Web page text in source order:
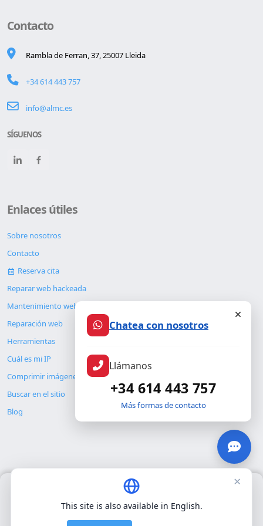
Contacto
Rambla de Ferran, 37, 25007 Lleida
+34 614 443 757
info@almc.es
SÍGUENOS
Enlaces útiles
Sobre nosotros
Contacto
Reserva cita
Reparar web hackeada
Mantenimiento web
Reparación web
Herramientas
Cuál es mi IP
Comprimir imágenes
Buscar en el sitio
Blog
© Copyright 2026. ALMC SECURITY S.L.U.
Legal
Usamos únicamente cookies propias para el funcionamiento
Chatea con nosotros
Llámanos
+34 614 443 757
Más formas de contacto
×
This site is also available in English.